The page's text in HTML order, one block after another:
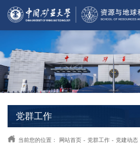
党群工作
当前您的位置： 网站首页 - 党群工作 - 党建动态